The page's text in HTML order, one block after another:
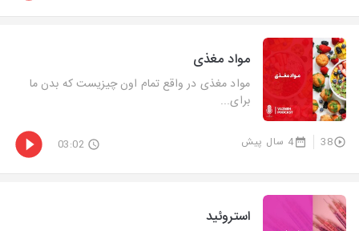
مواد مغذی
مواد مغذی در واقع تمام اون چیزیست که بدن ما
برای...
38 4 سال پیش 03:02
استروئید